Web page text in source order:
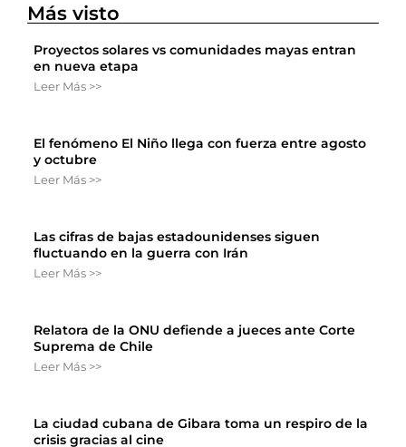
Más visto
Proyectos solares vs comunidades mayas entran
en nueva etapa
Leer Más >>
El fenómeno El Niño llega con fuerza entre agosto
y octubre
Leer Más >>
Las cifras de bajas estadounidenses siguen
fluctuando en la guerra con Irán
Leer Más >>
Relatora de la ONU defiende a jueces ante Corte
Suprema de Chile
Leer Más >>
La ciudad cubana de Gibara toma un respiro de la
crisis gracias al cine